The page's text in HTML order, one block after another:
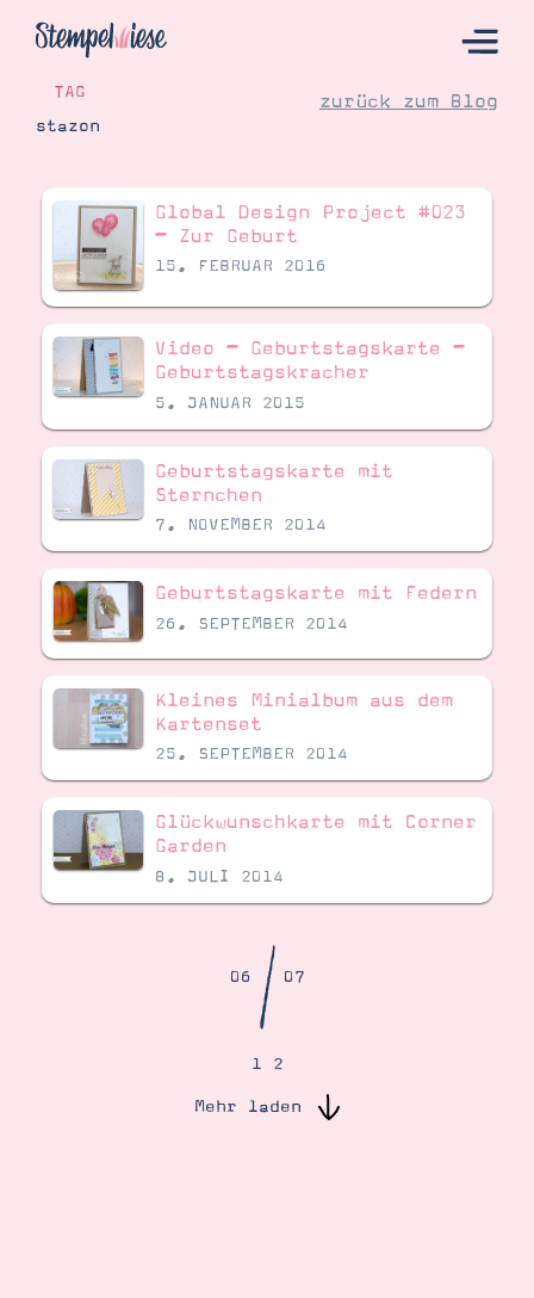
Hier Starten
Katalog
Bestellen
Kontakt
Angebote
Demonstrator werden
Gutscheine
Produkte erklärt
Über mich
Über Stampin’ Up!
Tipps & Tricks
Ordnungstipps
TAG
stazon
zurück zum Blog
Global Design Project #023
– Zur Geburt
15. FEBRUAR 2016
Video – Geburtstagskarte –
Geburtstagskracher
5. JANUAR 2015
Geburtstagskarte mit
Sternchen
7. NOVEMBER 2014
Geburtstagskarte mit Federn
26. SEPTEMBER 2014
Kleines Minialbum aus dem
Kartenset
25. SEPTEMBER 2014
Glückwunschkarte mit Corner
Garden
8. JULI 2014
06/07
1 2
Mehr laden